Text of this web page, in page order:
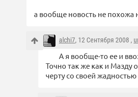
а вообще новость не похожа
alchi7, 12 Сентября 2008 ,
А я вообще-то ее и
Точно так же как и Мазду
черту со своей жадностью